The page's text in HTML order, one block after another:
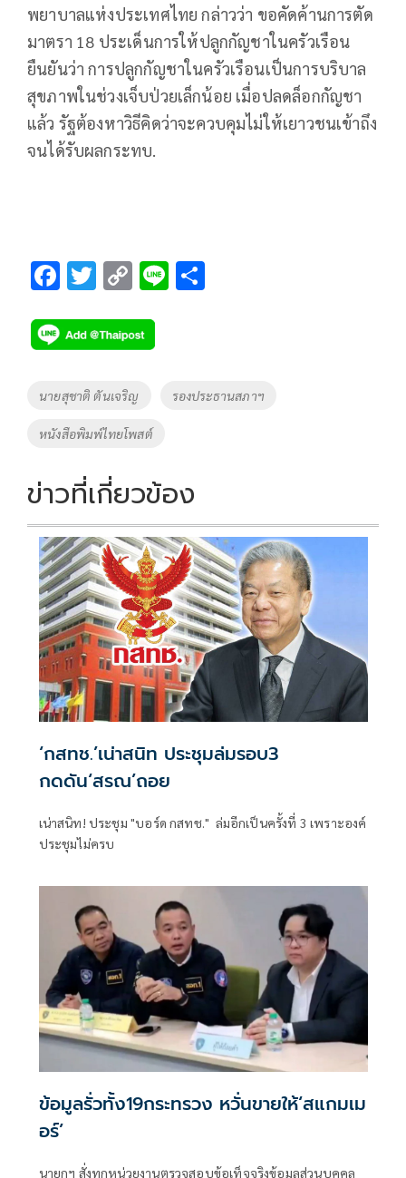
พยาบาลแห่งประเทศไทย กล่าวว่า ขอคัดค้านการตัด
มาตรา 18 ประเด็นการให้ปลูกกัญชาในครัวเรือน
ยืนยันว่า การปลูกกัญชาในครัวเรือนเป็นการบริบาล
สุขภาพในช่วงเจ็บป่วยเล็กน้อย เมื่อปลดล็อกกัญชา
แล้ว รัฐต้องหาวิธีคิดว่าจะควบคุมไม่ให้เยาวชนเข้าถึง
จนได้รับผลกระทบ.
F
e
b
o
o
k
T
tt
er
C
p
y
Li
k
Li
Tags
นายสุชาติ ตันเจริญ รองประธานสภาฯ
หนังสือพิมพ์ไทยโพสต์
ข่าวที่เกี่ยวข้อง
‘กสทช.’เน่าสนิท ประชุมล่มรอบ3
กดดัน‘สรณ’ถอย
เน่าสนิท! ประชุม "บอร์ด กสทช." ล่มอีกเป็นครั้งที่ 3 เพราะองค์
ประชุมไม่ครบ
ข้อมูลรั่วทั้ง19กระทรวง หวั่นขายให้‘สแกมเม
อร์’
นายกฯ สั่งทุกหน่วยงานตรวจสอบข้อเท็จจริงข้อมูลส่วนบุคคล